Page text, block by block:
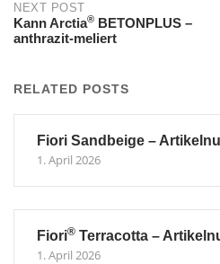
NEXT POST
Kann Arctia® BETONPLUS –
anthrazit-meliert
RELATED POSTS
Fiori Sandbeige –
1. April 2026
Fiori® Terracotta –
1. April 2026